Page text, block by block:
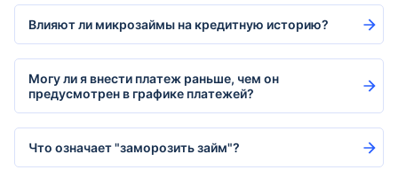
Влияют ли микрозаймы на кредитную историю?
Могу ли я внести платеж раньше, чем он
предусмотрен в графике платежей?
Что означает "заморозить займ"?